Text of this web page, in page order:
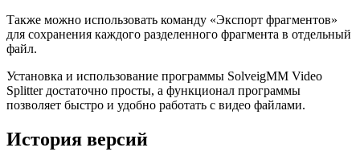
Также можно использовать команду «Экспорт фрагментов»
для сохранения каждого разделенного фрагмента в отдельный
файл.
Установка и использование программы SolveigMM Video
Splitter достаточно просты, а функционал программы
позволяет быстро и удобно работать с видео файлами.
История версий